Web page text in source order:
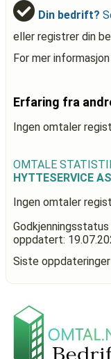
Din bedrift?
eller registrer din
For mer
Erfaring fra
Ingen omtaler
OMTALE
HYTTESERVICE AS
Ingen omtaler
Godkjenningsstatus
oppdatert:
Siste